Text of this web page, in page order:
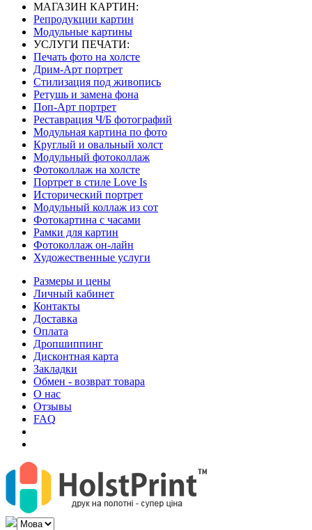
МАГАЗИН КАРТИН:
Репродукции картин
Модульные картины
УСЛУГИ ПЕЧАТИ:
Печать фото на холсте
Дрим-Арт портрет
Стилизация под живопись
Ретушь и замена фона
Поп-Арт портрет
Реставрация Ч/Б фотографий
Модульная картина по фото
Круглый и овальный холст
Модульный фотоколлаж
Фотоколлаж на холсте
Портрет в стиле Love Is
Исторический портрет
Модульный коллаж из сот
Фотокартина с часами
Рамки для картин
Фотоколлаж он-лайн
Художественные услуги
Размеры и цены
Личный кабинет
Контакты
Доставка
Оплата
Дропшиппинг
Дисконтная карта
Закладки
Обмен - возврат товара
О нас
Отзывы
FAQ